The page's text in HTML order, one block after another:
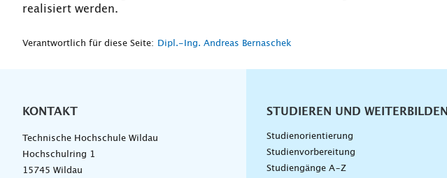
realisiert werden.
Verantwortlich für diese Seite: Dipl.-Ing. Andreas Bernaschek
KONTAKT
Technische Hochschule Wildau
Hochschulring 1
15745 Wildau
Unternavigation
STUDIEREN UND WEITERBILDEN
Studienorientierung
Studienvorbereitung
Studiengänge A–Z